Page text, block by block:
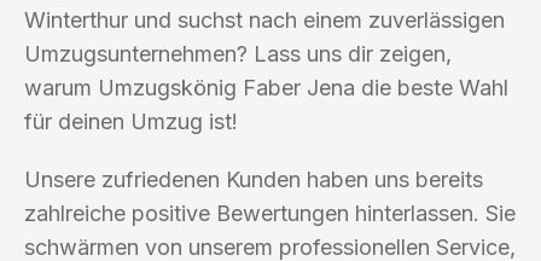
Winterthur und suchst nach einem zuverlässigen
Umzugsunternehmen? Lass uns dir zeigen,
warum Umzugskönig Faber Jena die beste Wahl
für deinen Umzug ist!
Unsere zufriedenen Kunden haben uns bereits
zahlreiche positive Bewertungen hinterlassen. Sie
schwärmen von unserem professionellen Service,